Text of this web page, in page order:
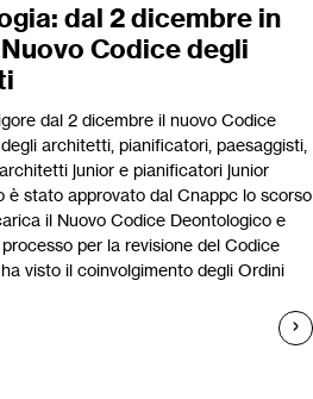
dal 2 dicembre in
Codice degli
dal 2 dicembre il nuovo Codice
architetti, pianificatori, paesaggisti,
junior e pianificatori junior
è stato approvato dal Cnappc lo scorso
il Nuovo Codice Deontologico e
processo per la revisione del Codice
visto il coinvolgimento degli Ordini